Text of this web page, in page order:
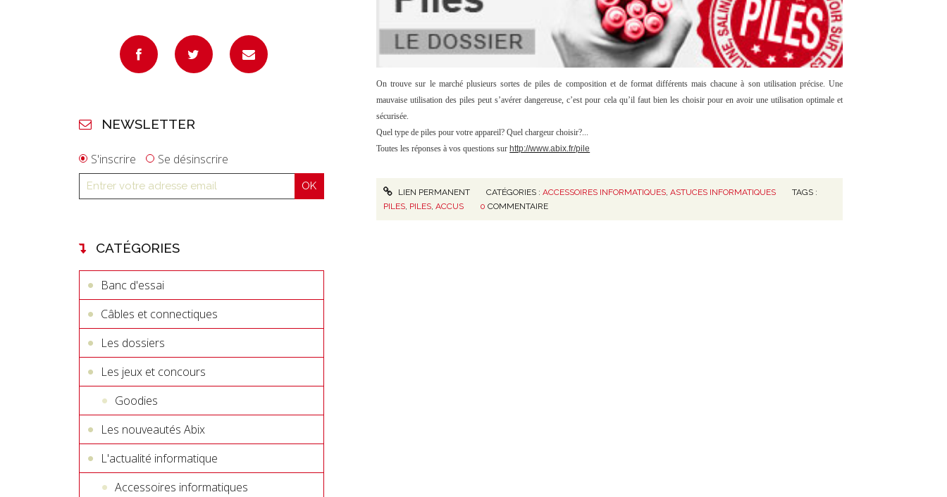
NEWSLETTER
S'inscrire Se désinscrire
CATÉGORIES
Banc d'essai
Câbles et connectiques
Les dossiers
Les jeux et concours
Goodies
Les nouveautés Abix
L'actualité informatique
Accessoires informatiques
On trouve sur le marché plusieurs sortes de piles de composition et de format différents mais chacune à son utilisation précise. Une
mauvaise utilisation des piles peut s’avérer dangereuse, c’est pour cela qu’il faut bien les choisir pour en avoir une utilisation optimale et
sécurisée.
Quel type de piles pour votre appareil? Quel chargeur choisir?...
Toutes les réponses à vos questions sur http://www.abix.fr/pile
LIEN PERMANENT CATÉGORIES : ACCESSOIRES INFORMATIQUES, ASTUCES INFORMATIQUES
TAGS :
PILES, PILES,ACCUS 0 COMMENTAIRE